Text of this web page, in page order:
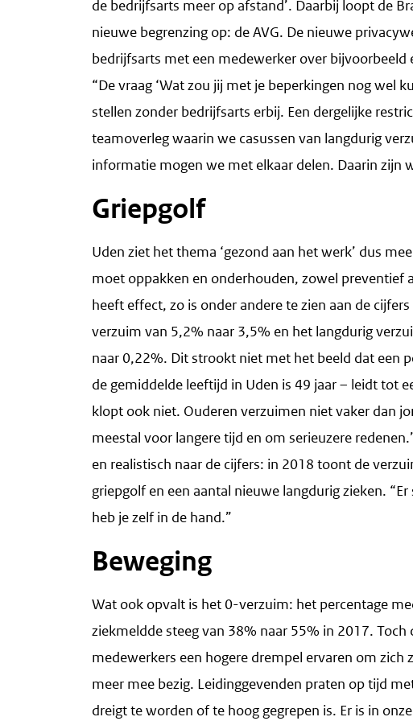
de bedrijfsarts meer op afstand’. Daarbij loopt de
nieuwe begrenzing op: de AVG. De nieuwe
bedrijfsarts met een medewerker over bijvoorbeeld
“De vraag ‘Wat zou jij met je beperkingen nog wel
stellen zonder bedrijfsarts erbij. Een dergelijke
teamoverleg waarin we casussen van langdurig
informatie mogen we met elkaar delen. Daarin zijn
Griepgolf
Uden ziet het thema ‘gezond aan het werk’ dus
moet oppakken en onderhouden, zowel preventief
heeft effect, zo is onder andere te zien aan de
verzuim van 5,2% naar 3,5% en het langdurig
naar 0,22%. Dit strookt niet met het beeld dat een
de gemiddelde leeftijd in Uden is 49 jaar – leidt tot
klopt ook niet. Ouderen verzuimen niet vaker dan
meestal voor langere tijd en om serieuzere
en realistisch naar de cijfers: in 2018 toont de
griepgolf en een aantal nieuwe langdurig zieken.
heb je zelf in de hand.”
Beweging
Wat ook opvalt is het 0-verzuim: het percentage
ziekmeldde steeg van 38% naar 55% in 2017.
medewerkers een hogere drempel ervaren om zich
meer mee bezig. Leidinggevenden praten op tijd
dreigt te worden of te hoog gegrepen is. Er is in